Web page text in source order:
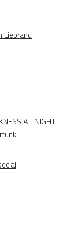
Liebrand
AT NIGHT